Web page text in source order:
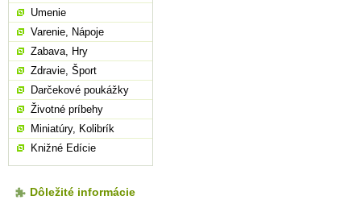
Umenie
Varenie, Nápoje
Zabava, Hry
Zdravie, Šport
Darčekové poukážky
Životné príbehy
Miniatúry, Kolibrík
Knižné Edície
Dôležité informácie